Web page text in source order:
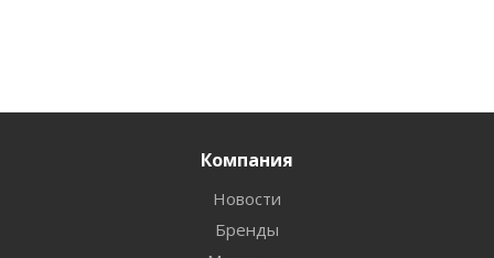
Компания
Новости
Бренды